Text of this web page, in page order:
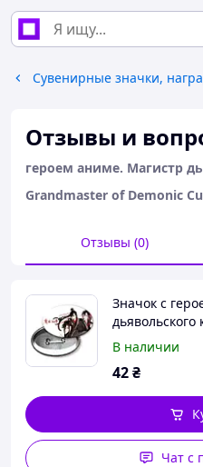
Сувенирные значки,
Отзывы и
героем аниме. Магистр
Grandmaster of Demonic
Отзывы (0)
Значок с
Demonic
В наличии
42₴
Чат с